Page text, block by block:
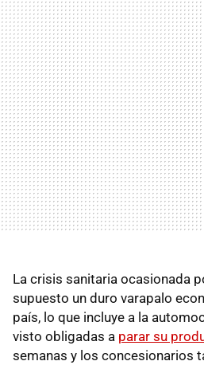
La crisis sanitaria ocasionada
supuesto un duro varapalo
país, lo que incluye a la
visto obligadas a parar su
semanas y los concesionarios